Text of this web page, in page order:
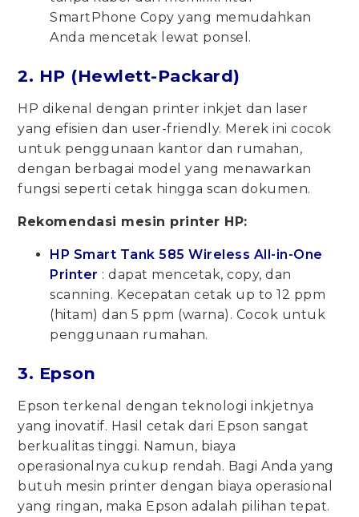
SmartPhone Copy yang memudahkan
Anda mencetak lewat ponsel.
2. HP (Hewlett-Packard)
HP dikenal dengan printer inkjet dan laser
yang efisien dan user-friendly. Merek ini cocok
untuk penggunaan kantor dan rumahan,
dengan berbagai model yang menawarkan
fungsi seperti cetak hingga scan dokumen.
Rekomendasi mesin printer HP:
HP Smart Tank 585 Wireless All-in-One
Printer : dapat mencetak, copy, dan
scanning. Kecepatan cetak up to 12 ppm
(hitam) dan 5 ppm (warna). Cocok untuk
penggunaan rumahan.
3. Epson
Epson terkenal dengan teknologi inkjetnya
yang inovatif. Hasil cetak dari Epson sangat
berkualitas tinggi. Namun, biaya
operasionalnya cukup rendah. Bagi Anda yang
butuh mesin printer dengan biaya operasional
yang ringan, maka Epson adalah pilihan tepat.